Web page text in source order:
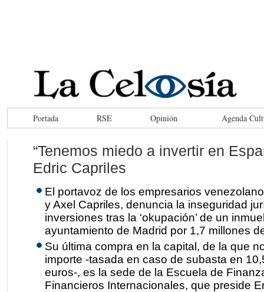
Portada RSE Opinión Agenda
“Tenemos miedo a invertir en
Edric Capriles
El portavoz de los empresarios
y Axel Capriles, denuncia la inseguridad
inversiones tras la ‘okupación’ de un
ayuntamiento de Madrid por 1,7 millones
Su última compra en la capital, de la que
importe -tasada en caso de subasta en
euros-, es la sede de la Escuela de
Financieros Internacionales, que preside